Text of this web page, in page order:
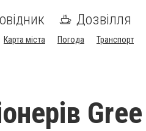
Дозвілля
Карта міста Погода Транспорт
Gree